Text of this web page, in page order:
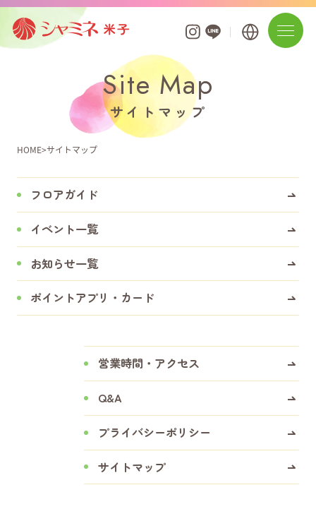
フロアガイド
イベント
ポイントアプリ・カード
営業時間・駐車場案内
シャミネエントランス
Site Map
サイトマップ
HOME サイトマップ
フロアガイド
イベント一覧
お知らせ一覧
ポイントアプリ・カード
営業時間・アクセス
Q&A
プライバシーポリシー
サイトマップ